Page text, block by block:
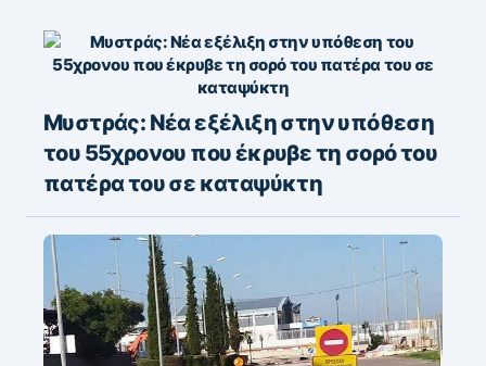
Μυστράς: Νέα εξέλιξη στην υπόθεση
του 55χρονου που έκρυβε τη σορό του
πατέρα του σε καταψύκτη